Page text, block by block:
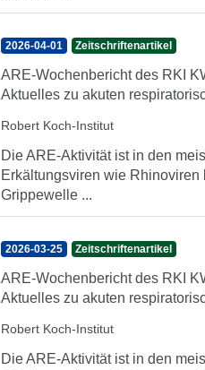
2026-04-01 Zeitschriftenartikel
ARE-Wochenbericht des RKI
Aktuelles zu akuten
Robert Koch-Institut
Die ARE-Aktivität ist in den
Erkältungsviren wie
Grippewelle ...
2026-03-25 Zeitschriftenartikel
ARE-Wochenbericht des RKI
Aktuelles zu akuten
Robert Koch-Institut
Die ARE-Aktivität ist in den